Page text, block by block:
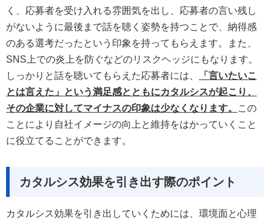
く、応募者を受け入れる雰囲気を出し、応募者の言い残し
がないように最後まで話を聴く姿勢を持つことで、納得感
のある選考だったという印象を持ってもらえます。また、
SNS上での炎上を防ぐなどのリスクヘッジにもなります。
しっかりと話を聴いてもらえた応募者には、
「言いたいこ
とは言えた」という満足感とともにカタルシスが起こり、
その企業に対してマイナスの印象は少なくなります。
この
ことにより自社イメージの向上と維持をはかっていくこと
に役立てることができます。
カタルシス効果を引き出す際のポイント
カタルシス効果を引き出していくためには、環境面と心理